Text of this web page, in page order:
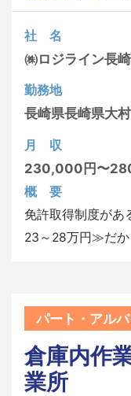
社 名
㈱ロジライン長崎
勤務地
長崎県長崎県大
月 収
230,000円〜
概 要
免許取得制度が
23～28万円≫だか
パート・アルバ
倉庫内作
業所